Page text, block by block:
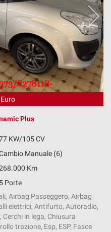
Plus
KW/105 CV
Manuale (6)
Km
5 Porte
Airbag Passeggero, Airbag
elettrici, Antifurto, Autoradio,
in lega, Chiusura
trazione, Esp, ESP, Fasce